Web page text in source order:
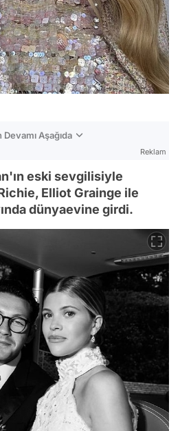
Aşağıda
Reklam
eski sevgilisiyle
Elliot Grainge ile
dünyaevine girdi.